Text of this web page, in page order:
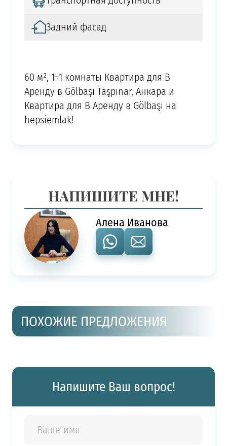
Задний фасад
60 м², 1+1 комнаты Квартира для В
Аренду в Gölbaşı Taşpınar, Анкара и
Квартира для В Аренду в Gölbaşı на
hepsiemlak!
НАПИШИТЕ МНЕ!
Алена Иванова
ПОХОЖИЕ ПРЕДЛОЖЕНИЯ
Напишите Ваш вопрос!